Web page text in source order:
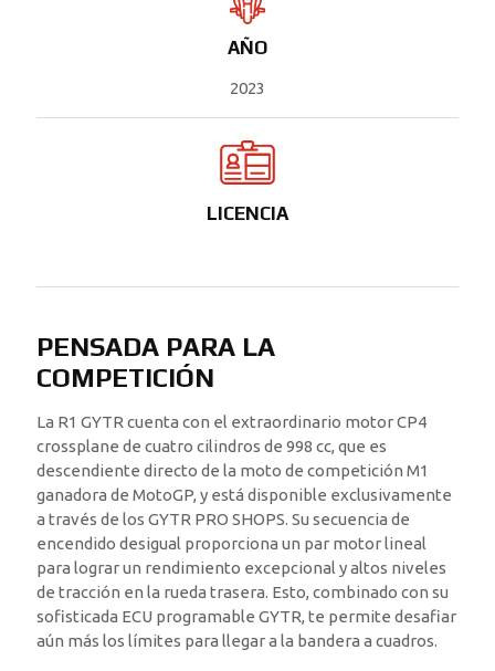
AÑO
2023
LICENCIA
PENSADA PARA LA
COMPETICIÓN
La R1 GYTR cuenta con el extraordinario motor CP4
crossplane de cuatro cilindros de 998 cc, que es
descendiente directo de la moto de competición M1
ganadora de MotoGP, y está disponible exclusivamente
a través de los GYTR PRO SHOPS. Su secuencia de
encendido desigual proporciona un par motor lineal
para lograr un rendimiento excepcional y altos niveles
de tracción en la rueda trasera. Esto, combinado con su
sofisticada ECU programable GYTR, te permite desafiar
aún más los límites para llegar a la bandera a cuadros.